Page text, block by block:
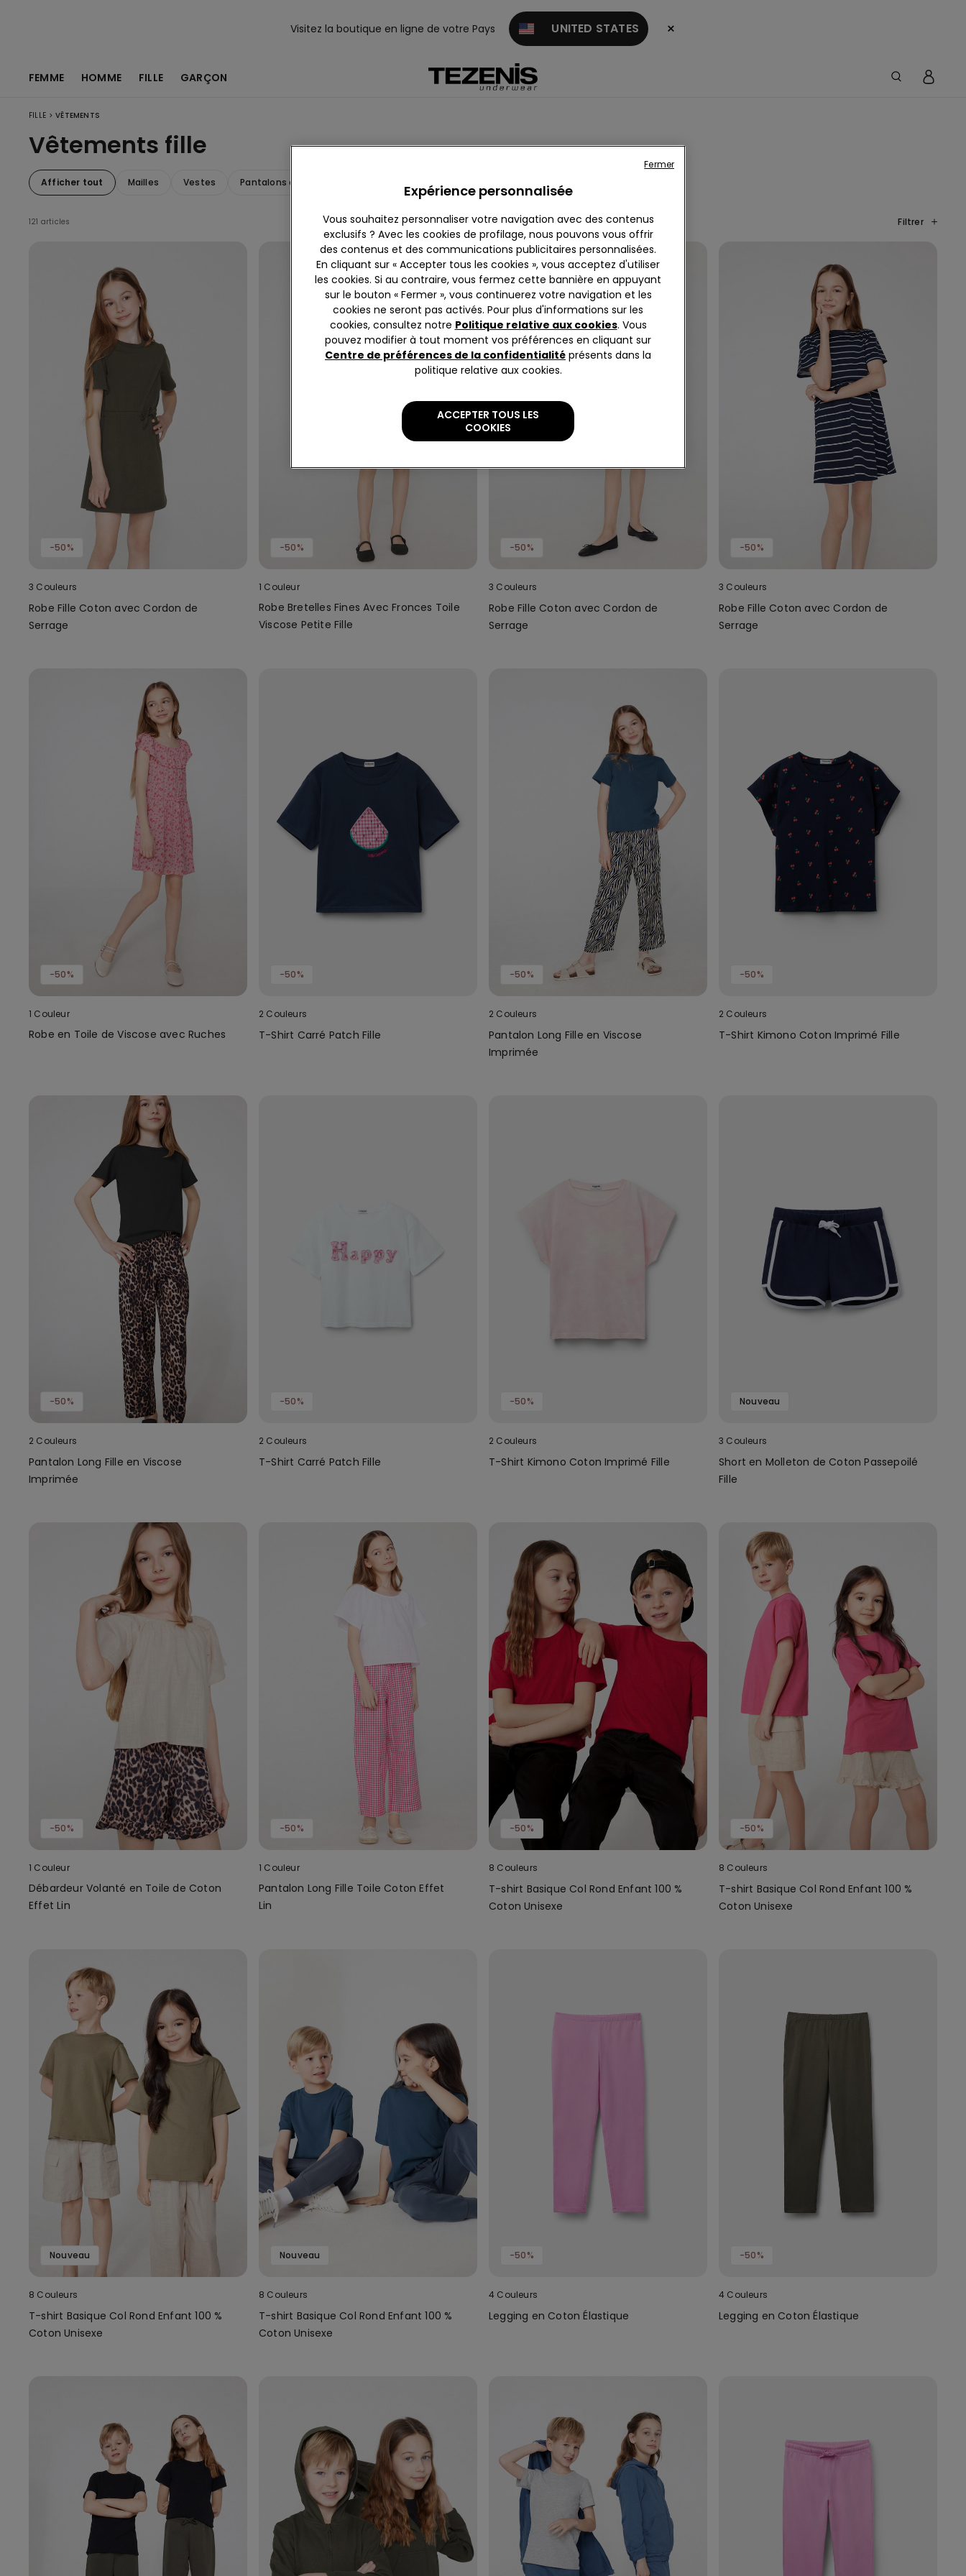
Visitez la boutique en ligne de votre Pays UNITED STATES ×
FEMME HOMME FILLE GARÇON
FILLE > VÊTEMENTS
Vêtements fille
Afficher tout Mailles Vestes Pantalons et shorts Vêtements thermiques
121 articles Filtrer
-50%
3 Couleurs
Robe Fille Coton avec Cordon de
Serrage
-50%
1 Couleur
Robe Bretelles Fines Avec Fronces Toile
Viscose Petite Fille
-50%
3 Couleurs
Robe Fille Coton avec Cordon de
Serrage
-50%
3 Couleurs
Robe Fille Coton avec Cordon de
Serrage
-50%
1 Couleur
Robe en Toile de Viscose avec Ruches
-50%
2 Couleurs
T-Shirt Carré Patch Fille
-50%
2 Couleurs
Pantalon Long Fille en Viscose
Imprimée
-50%
2 Couleurs
T-Shirt Kimono Coton Imprimé Fille
-50%
2 Couleurs
Pantalon Long Fille en Viscose
Imprimée
-50%
2 Couleurs
T-Shirt Carré Patch Fille
-50%
2 Couleurs
T-Shirt Kimono Coton Imprimé Fille
Nouveau
3 Couleurs
Short en Molleton de Coton Passepoilé
Fille
-50%
1 Couleur
Débardeur Volanté en Toile de Coton
Effet Lin
-50%
1 Couleur
Pantalon Long Fille Toile Coton Effet
Lin
-50%
8 Couleurs
T-shirt Basique Col Rond Enfant 100 %
Coton Unisexe
-50%
8 Couleurs
T-shirt Basique Col Rond Enfant 100 %
Coton Unisexe
Nouveau
8 Couleurs
T-shirt Basique Col Rond Enfant 100 %
Coton Unisexe
Nouveau
8 Couleurs
T-shirt Basique Col Rond Enfant 100 %
Coton Unisexe
-50%
4 Couleurs
Legging en Coton Élastique
-50%
4 Couleurs
Legging en Coton Élastique
Expérience personnalisée
Vous souhaitez personnaliser votre navigation avec des contenus
exclusifs ? Avec les cookies de profilage, nous pouvons vous offrir
des contenus et des communications publicitaires personnalisées.
En cliquant sur « Accepter tous les cookies », vous acceptez d'utiliser
les cookies. Si au contraire, vous fermez cette bannière en appuyant
sur le bouton « Fermer », vous continuerez votre navigation et les
cookies ne seront pas activés. Pour plus d'informations sur les
cookies, consultez notre Politique relative aux cookies. Vous
pouvez modifier à tout moment vos préférences en cliquant sur
Centre de préférences de la confidentialité présents dans la
politique relative aux cookies.
ACCEPTER TOUS LES
COOKIES
Fermer